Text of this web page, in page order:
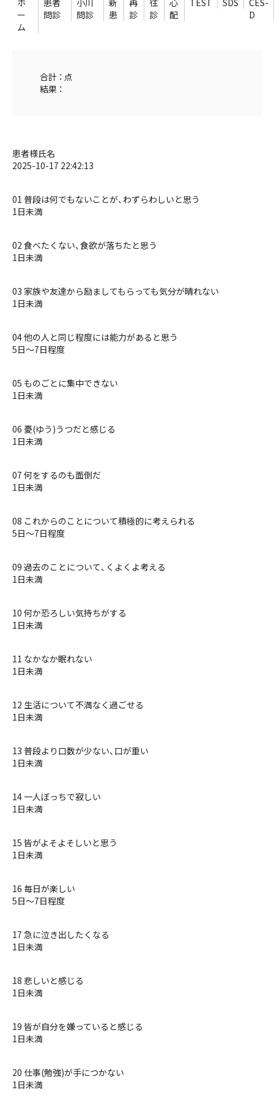
ー
ム
問診
問診
患
診
診
配
D
合計 ： 点
結果 ：
患者様氏名
2025-10-17 22:42:13
01 普段は何でもないことが、わずらわしいと思う
1日未満
02 食べたくない、食欲が落ちたと思う
1日未満
03 家族や友達から励ましてもらっても気分が晴れない
1日未満
04 他の人と同じ程度には能力があると思う
5日〜7日程度
05 ものごとに集中できない
1日未満
06 憂(ゆう)うつだと感じる
1日未満
07 何をするのも面倒だ
1日未満
08 これからのことについて積極的に考えられる
5日〜7日程度
09 過去のことについて、くよくよ考える
1日未満
10 何か恐ろしい気持ちがする
1日未満
11 なかなか眠れない
1日未満
12 生活について不満なく過ごせる
1日未満
13 普段より口数が少ない、口が重い
1日未満
14 一人ぼっちで寂しい
1日未満
15 皆がよそよそしいと思う
1日未満
16 毎日が楽しい
5日〜7日程度
17 急に泣き出したくなる
1日未満
18 悲しいと感じる
1日未満
19 皆が自分を嫌っていると感じる
1日未満
20 仕事(勉強)が手につかない
1日未満